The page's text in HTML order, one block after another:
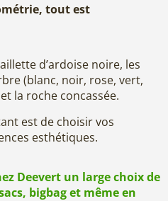
tout est
d’ardoise noire, les
(blanc, noir, rose, vert,
la roche concassée.
est de choisir vos
esthétiques.
Deevert un large choix de
bigbag et même en